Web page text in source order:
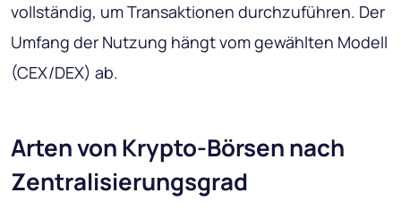
vollständig, um Transaktionen durchzuführen. Der
Umfang der Nutzung hängt vom gewählten Modell
(CEX/DEX) ab.
Arten von Krypto-Börsen nach
Zentralisierungsgrad